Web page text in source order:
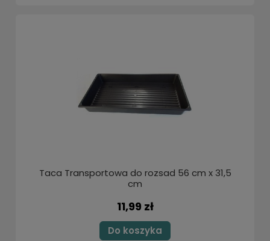
Taca Transportowa do rozsad 56 cm x 31,5
cm
11,99 zł
Do koszyka